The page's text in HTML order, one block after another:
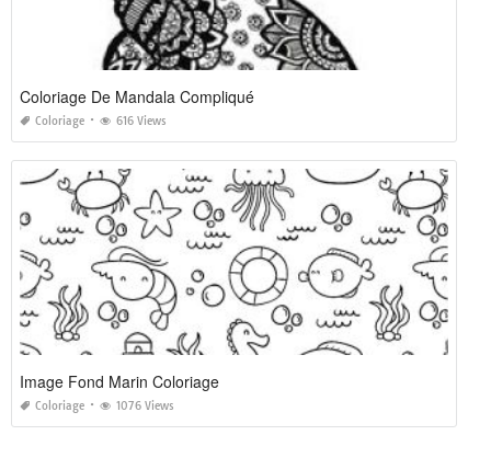
Coloriage De Mandala Compliqué
Coloriage 616 Views
Image Fond Marin Coloriage
Coloriage 1076 Views